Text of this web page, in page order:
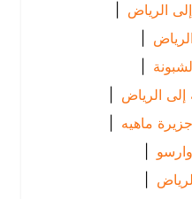
|
|
|
|
|
|
|